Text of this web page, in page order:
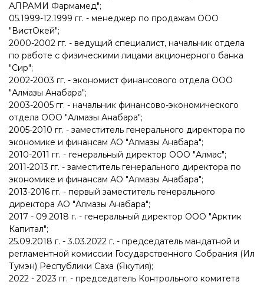
АЛРАМИ Фармамед";
05.1999-12.1999 гг. - менеджер по продажам ООО
"ВистОкей";
2000-2002 гг. - ведущий специалист, начальник отдела
по работе с физическими лицами акционерного банка
"Сир";
2002-2003 гг. - экономист финансового отдела ООО
"Алмазы Анабара";
2003-2005 гг. - начальник финансово-экономического
отдела ООО "Алмазы Анабара";
2005-2010 гг. - заместитель генерального директора по
экономике и финансам АО "Алмазы Анабара";
2010-2011 гг. - генеральный директор ООО "Алмас";
2011-2013 гг. - заместитель генерального директора по
экономике и финансам АО "Алмазы Анабара";
2013-2016 гг. - первый заместитель генерального
директора АО "Алмазы Анабара";
2017 - 09.2018 г. - генеральный директор ООО "Арктик
Капитал";
25.09.2018 г. - 3.03.2022 г. - председатель мандатной и
регламентной комиссии Государственного Собрания (Ил
Тумэн) Республики Саха (Якутия);
2022 - 2023 гг. - председатель Контрольного комитета